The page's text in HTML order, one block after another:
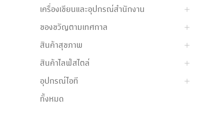
เครื่องเขียนและอุปกรณ์สำนักงาน
ของขวัญตามเทศกาล
สินค้าสุขภาพ
สินค้าไลฟ์สไตล์
อุปกรณ์ไอที
ทั้งหมด